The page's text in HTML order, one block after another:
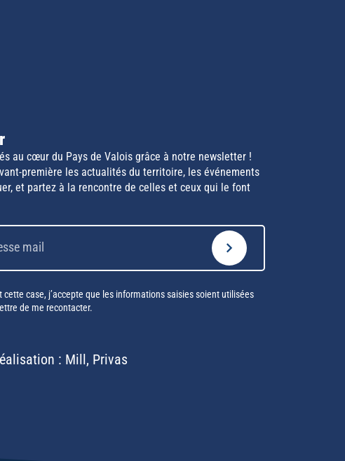
au cœur du Pays de Valois grâce à notre newsletter !
première les actualités du territoire, les événements
et partez à la rencontre de celles et ceux qui le font
cette case, j’accepte que les informations saisies soient utilisées
de me recontacter.
: Mill, Privas